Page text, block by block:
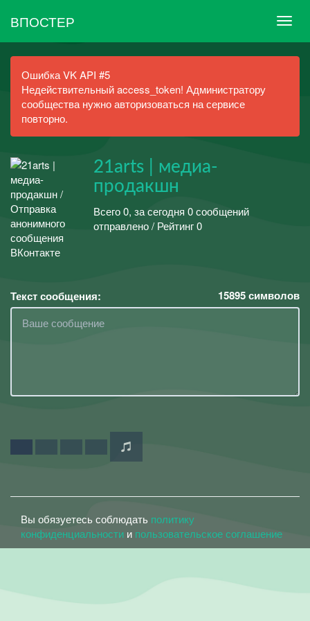
ВПОСТЕР
Ошибка VK API #5
Недействительный access_token! Администратору
сообщества нужно авторизоваться на сервисе
повторно.
21arts | медиа-
продакшн
Всего 0, за сегодня 0 сообщений
отправлено / Рейтинг 0
Текст сообщения: 15895символов
Вы обязуетесь соблюдать политику
конфиденциальности и пользовательское соглашение